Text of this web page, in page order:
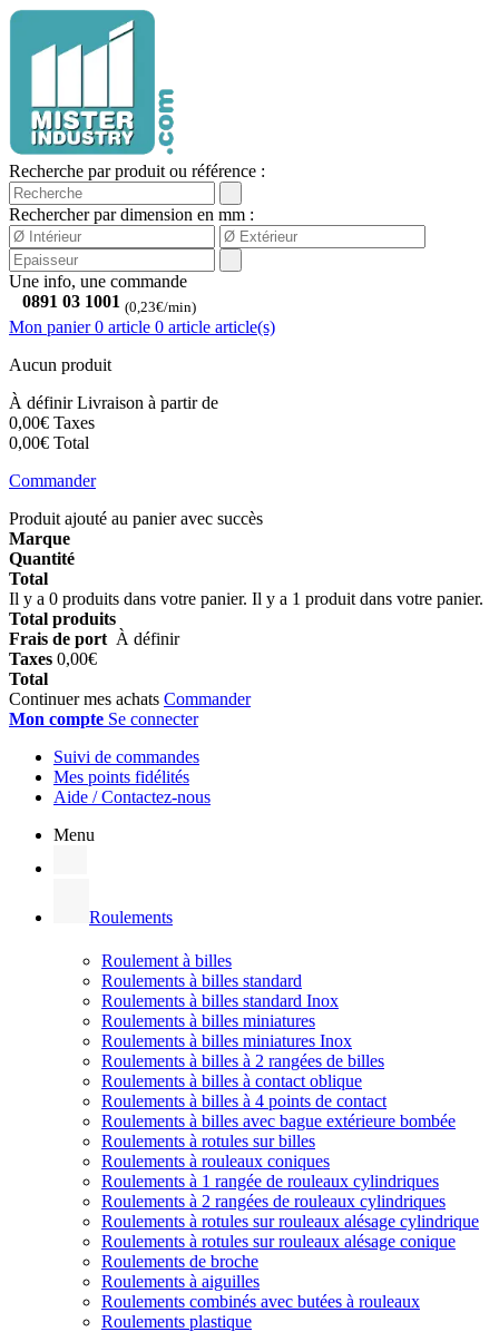
Recherche par produit ou référence :
Rechercher par dimension en mm :
Une info, une commande
0891 03 1001 (0,23€/min)
Mon panier 0 article 0 article article(s)
Aucun produit
À définirLivraison à partir de
0,00€ Taxes
0,00€ Total
Commander
Produit ajouté au panier avec succès
Marque
Quantité
Total
Il y a 0 produits dans votre panier. Il y a 1 produit dans votre panier.
Total produits
Frais de port À définir
Taxes 0,00€
Total
Continuer mes achats Commander
Mon compte Se connecter
Suivi de commandes
Mes points fidélités
Aide / Contactez-nous
Menu
Roulements
Roulement à billes
Roulements à billes standard
Roulements à billes standard Inox
Roulements à billes miniatures
Roulements à billes miniatures Inox
Roulements à billes à 2 rangées de billes
Roulements à billes à contact oblique
Roulements à billes à 4 points de contact
Roulements à billes avec bague extérieure bombée
Roulements à rotules sur billes
Roulements à rouleaux coniques
Roulements à 1 rangée de rouleaux cylindriques
Roulements à 2 rangées de rouleaux cylindriques
Roulements à rotules sur rouleaux alésage cylindrique
Roulements à rotules sur rouleaux alésage conique
Roulements de broche
Roulements à aiguilles
Roulements combinés avec butées à rouleaux
Roulements plastique